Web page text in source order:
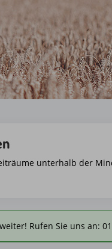
unterhalb der
weiter! Rufen Sie uns an: